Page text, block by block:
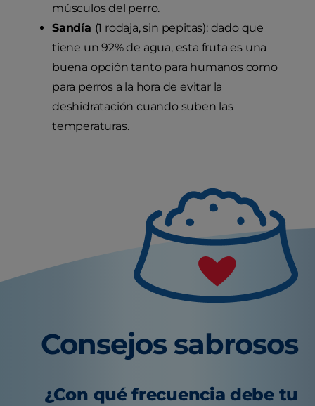
músculos del perro.
Sandía (1 rodaja, sin pepitas): dado que
tiene un 92% de agua, esta fruta es una
buena opción tanto para humanos como
para perros a la hora de evitar la
deshidratación cuando suben las
temperaturas.
Consejos sabrosos
¿Con qué frecuencia debe tu